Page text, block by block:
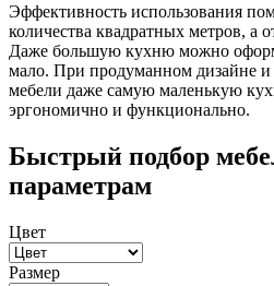
Эффективность использования
количества квадратных метров, а
Даже большую кухню можно
мало. При продуманном дизайне
мебели даже самую маленькую
эргономично и функционально.
Быстрый подбор
параметрам
Цвет
Размер